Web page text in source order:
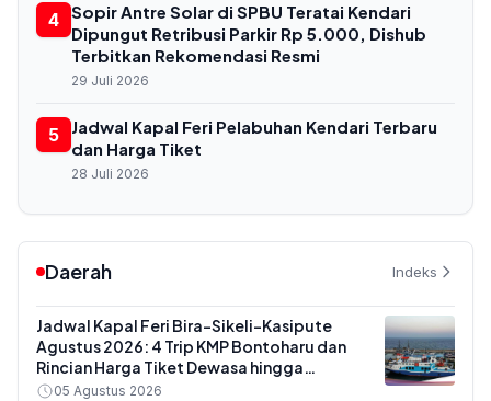
4 Sopir Antre Solar di SPBU Teratai Kendari
Dipungut Retribusi Parkir Rp 5.000, Dishub
Terbitkan Rekomendasi Resmi
29 Juli 2026
5
Jadwal Kapal Feri Pelabuhan Kendari Terbaru
dan Harga Tiket
28 Juli 2026
Daerah Indeks
Jadwal Kapal Feri Bira-Sikeli-Kasipute
Agustus 2026: 4 Trip KMP Bontoharu dan
Rincian Harga Tiket Dewasa hingga
Kendaraan Golongan IX
05 Agustus 2026